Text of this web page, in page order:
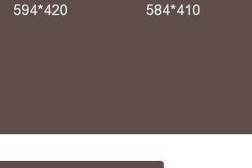
594*420 584*410